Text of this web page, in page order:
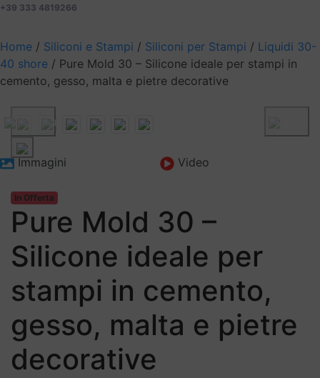
+39 333 4819266
Home / Siliconi e Stampi / Siliconi per Stampi / Liquidi 30-
40 shore / Pure Mold 30 – Silicone ideale per stampi in
cemento, gesso, malta e pietre decorative
Previous
Immagini Video
In Offerta
Pure Mold 30 –
Silicone ideale per
stampi in cemento,
gesso, malta e pietre
decorative